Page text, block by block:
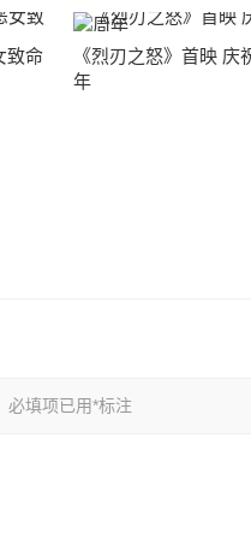
致命
《烈刃之怒》首映 庆
年
必填项已用*标注